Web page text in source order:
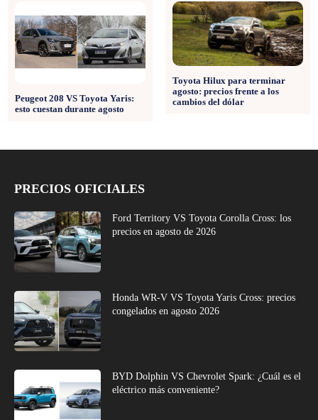
Peugeot 208 VS Toyota Yaris:
esto cuestan durante agosto
Toyota Hilux para terminar
agosto: precios frente a los
cambios del dólar
PRECIOS OFICIALES
Ford Territory VS Toyota Corolla Cross: los
precios en agosto de 2026
Honda WR-V VS Toyota Yaris Cross: precios
congelados en agosto 2026
BYD Dolphin VS Chevrolet Spark: ¿Cuál es el
eléctrico más conveniente?